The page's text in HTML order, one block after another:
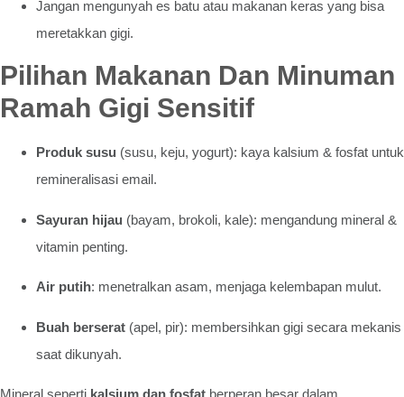
Jangan mengunyah es batu atau makanan keras yang bisa
meretakkan gigi.
Pilihan Makanan Dan Minuman
Ramah Gigi Sensitif
Produk susu (susu, keju, yogurt): kaya kalsium & fosfat untuk
remineralisasi email.
Sayuran hijau (bayam, brokoli, kale): mengandung mineral &
vitamin penting.
Air putih: menetralkan asam, menjaga kelembapan mulut.
Buah berserat (apel, pir): membersihkan gigi secara mekanis
saat dikunyah.
Mineral seperti kalsium dan fosfat berperan besar dalam